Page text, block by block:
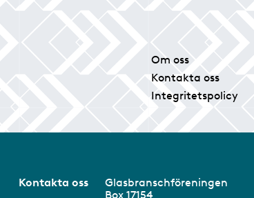
Om oss
Kontakta oss
Integritetspolicy
Kontakta oss
Glasbranschföreningen
Box 17154